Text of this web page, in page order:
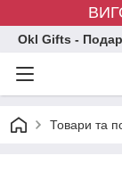
Okl Gifts -
Товари та